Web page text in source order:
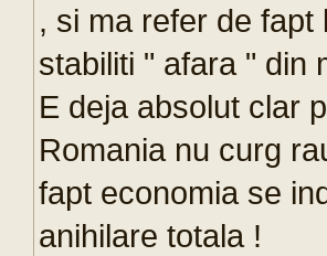
, si ma refer de
stabiliti " afara " din
E deja absolut clar
Romania nu curg
fapt economia se
anihilare totala !